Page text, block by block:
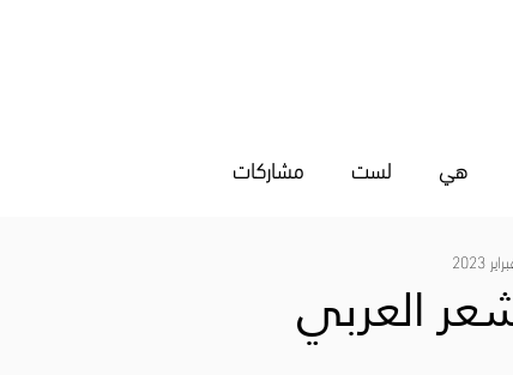
هي لست مشاركات
العربي